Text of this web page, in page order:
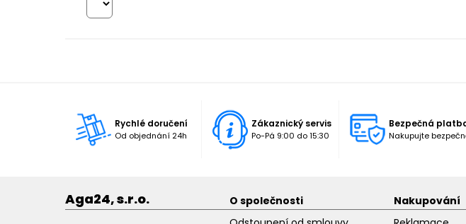
Rychlé doručení
Od objednání 24h
Zákaznický servis
Po-Pá 9:00 do 15:30
Bezpečná
Nakupujte
Aga24, s.r.o.
O společnosti
Nakupování